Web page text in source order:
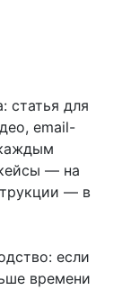
статья для
email-
— на
— в
если
времени